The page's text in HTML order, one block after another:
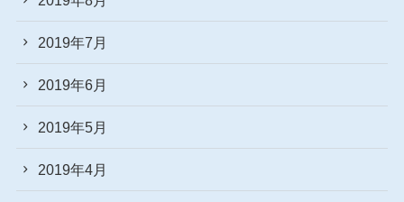
2019年7月
2019年6月
2019年5月
2019年4月